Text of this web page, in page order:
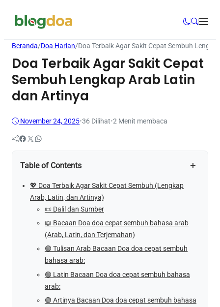
Beranda/Doa Harian/Doa Terbaik Agar Sakit Cepat Sembuh
Doa Terbaik Agar Sakit Cepat
Sembuh Lengkap Arab Latin
dan Artinya
November 24, 2025•36 Dilihat•2 Menit membaca
Facebook Twitter WhatsApp
Table of Contents +
💖 Doa Terbaik Agar Sakit Cepat Sembuh (Lengkap
Arab, Latin, dan Artinya)
📜 Dalil dan Sumber
📖 Bacaan Doa doa cepat sembuh bahasa arab
(Arab, Latin, dan Terjemahan)
🟢 Tulisan Arab Bacaan Doa doa cepat sembuh
bahasa arab:
🟢 Latin Bacaan Doa doa cepat sembuh bahasa
arab:
🟢 Artinya Bacaan Doa doa cepat sembuh bahasa